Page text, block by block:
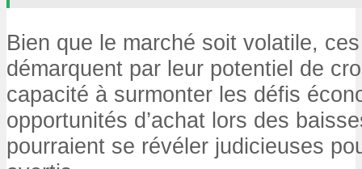
Bien que le marché soit volatile,
démarquent par leur potentiel de
capacité à surmonter les défis
opportunités d’achat lors des
pourraient se révéler judicieuses